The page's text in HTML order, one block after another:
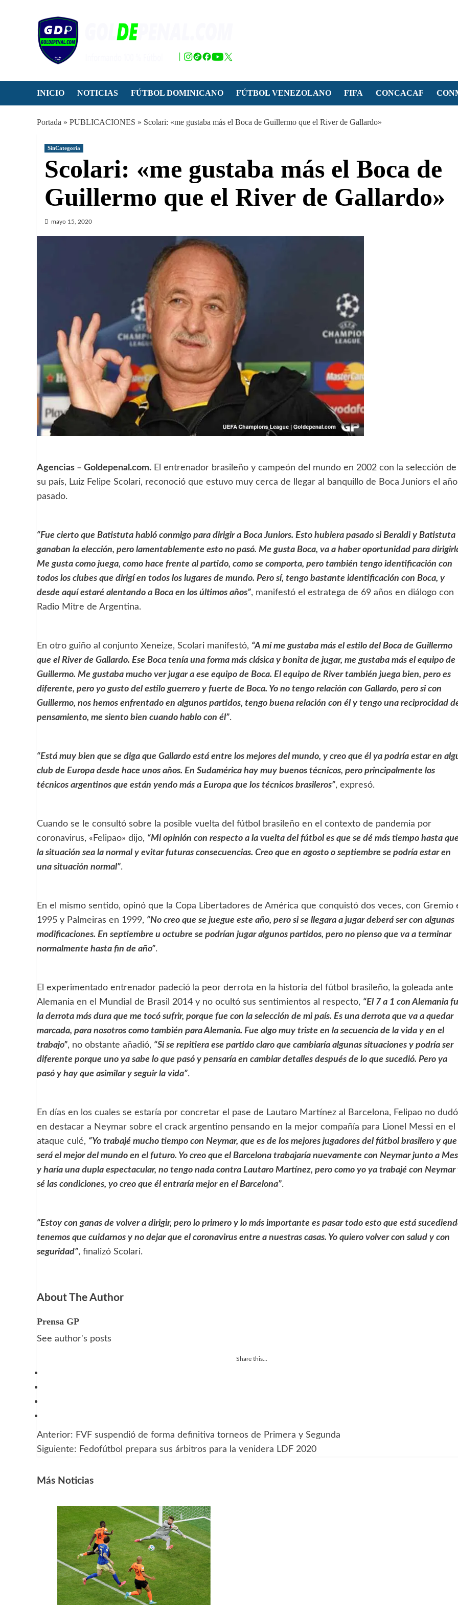
INICIO NOTICIAS FÚTBOL DOMINICANO FÚTBOL VENEZOLANO FIFA CONCACAF
Portada » PUBLICACIONES » Scolari: «me gustaba más el Boca de Guillermo que el River de Gallardo»
SinCategoria
Scolari: «me gustaba más el Boca de
Guillermo que el River de Gallardo»
mayo 15, 2020
Agencias – Goldepenal.com. El entrenador brasileño y campeón del mundo en 2002 con la selección de
su país, Luiz Felipe Scolari, reconoció que estuvo muy cerca de llegar al banquillo de Boca Juniors el año
pasado.
“Fue cierto que Batistuta habló conmigo para dirigir a Boca Juniors. Esto hubiera pasado si Beraldi y Batistuta
ganaban la elección, pero lamentablemente esto no pasó. Me gusta Boca, va a haber oportunidad para
Me gusta como juega, como hace frente al partido, como se comporta, pero también tengo identificación con
todos los clubes que dirigí en todos los lugares de mundo. Pero sí, tengo bastante identificación con Boca, y
desde aquí estaré alentando a Boca en los últimos años”, manifestó el estratega de 69 años en diálogo con
Radio Mitre de Argentina.
En otro guiño al conjunto Xeneize, Scolari manifestó, “A mí me gustaba más el estilo del Boca de Guillermo
que el River de Gallardo. Ese Boca tenía una forma más clásica y bonita de jugar, me gustaba más el equipo de
Guillermo. Me gustaba mucho ver jugar a ese equipo de Boca. El equipo de River también juega bien, pero es
diferente, pero yo gusto del estilo guerrero y fuerte de Boca. Yo no tengo relación con Gallardo, pero si con
Guillermo, nos hemos enfrentado en algunos partidos, tengo buena relación con él y tengo una reciprocidad
pensamiento, me siento bien cuando hablo con él”.
“Está muy bien que se diga que Gallardo está entre los mejores del mundo, y creo que él ya podría estar en
club de Europa desde hace unos años. En Sudamérica hay muy buenos técnicos, pero principalmente los
técnicos argentinos que están yendo más a Europa que los técnicos brasileros”, expresó.
Cuando se le consultó sobre la posible vuelta del fútbol brasileño en el contexto de pandemia por
coronavirus, «Felipao» dijo, “Mi opinión con respecto a la vuelta del fútbol es que se dé más tiempo hasta
la situación sea la normal y evitar futuras consecuencias. Creo que en agosto o septiembre se podría estar en
una situación normal”.
En el mismo sentido, opinó que la Copa Libertadores de América que conquistó dos veces, con Gremio
1995 y Palmeiras en 1999, “No creo que se juegue este año, pero si se llegara a jugar deberá ser con algunas
modificaciones. En septiembre u octubre se podrían jugar algunos partidos, pero no pienso que va a terminar
normalmente hasta fin de año”.
El experimentado entrenador padeció la peor derrota en la historia del fútbol brasileño, la goleada ante
Alemania en el Mundial de Brasil 2014 y no ocultó sus sentimientos al respecto, “El 7 a 1 con Alemania
la derrota más dura que me tocó sufrir, porque fue con la selección de mi país. Es una derrota que va a quedar
marcada, para nosotros como también para Alemania. Fue algo muy triste en la secuencia de la vida y en el
trabajo”, no obstante añadió, “Si se repitiera ese partido claro que cambiaría algunas situaciones y podría ser
diferente porque uno ya sabe lo que pasó y pensaría en cambiar detalles después de lo que sucedió. Pero ya
pasó y hay que asimilar y seguir la vida”.
En días en los cuales se estaría por concretar el pase de Lautaro Martínez al Barcelona, Felipao no dudó
en destacar a Neymar sobre el crack argentino pensando en la mejor compañía para Lionel Messi en el
ataque culé, “Yo trabajé mucho tiempo con Neymar, que es de los mejores jugadores del fútbol brasilero y que
será el mejor del mundo en el futuro. Yo creo que el Barcelona trabajaría nuevamente con Neymar junto a
y haría una dupla espectacular, no tengo nada contra Lautaro Martínez, pero como yo ya trabajé con Neymar
sé las condiciones, yo creo que él entraría mejor en el Barcelona”.
“Estoy con ganas de volver a dirigir, pero lo primero y lo más importante es pasar todo esto que está
tenemos que cuidarnos y no dejar que el coronavirus entre a nuestras casas. Yo quiero volver con salud y con
seguridad”, finalizó Scolari.
About The Author
Prensa GP
See author's posts
Share this...
Navegación
entradas
Anterior: FVF suspendió de forma definitiva torneos de Primera y Segunda
Siguiente: Fedofútbol prepara sus árbitros para la venidera LDF 2020
Más Noticias